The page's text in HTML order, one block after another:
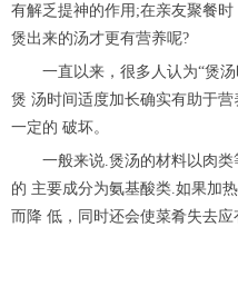
有解乏提神的作用;在亲友聚餐
煲出来的汤才更有营养呢?
一直以来，很多人认为“煲汤
煲 汤时间适度加长确实有助于
一定的 破坏。
一般来说.煲汤的材料以肉类
的 主要成分为氨基酸类.如果加
而降 低，同时还会使菜肴失去应